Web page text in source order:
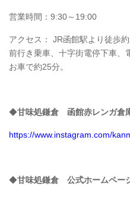
営業時間：9:30～19:00
アクセス： JR函館駅より徒歩
前行き乗車、十字街電停下車、
お車で約25分。
◆甘味処鎌倉 函館赤レンガ倉
https://www.instagram.com/
◆甘味処鎌倉 公式ホームペー